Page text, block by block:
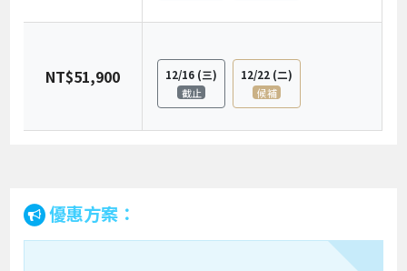
優惠方案：
NT$51,900 12/16 (三)
截止
12/22 (二)
候補